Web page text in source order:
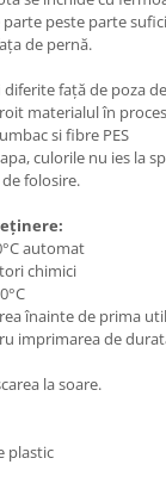
peste parte
de pernă.
față de poza
materialul în
si fibre PES
culorile nu ies la
folosire.
automat
chimici
înainte de prima
imprimarea de
la soare.
plastic